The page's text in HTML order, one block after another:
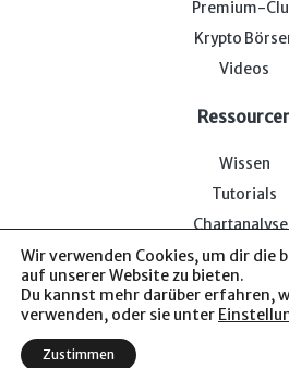
Premium-
Krypto
Videos
Wissen
Tutorials
Wir verwenden Cookies, um dir die
auf unserer Website zu bieten.
Du kannst mehr darüber erfahren,
verwenden, oder sie unter
Zustimmen